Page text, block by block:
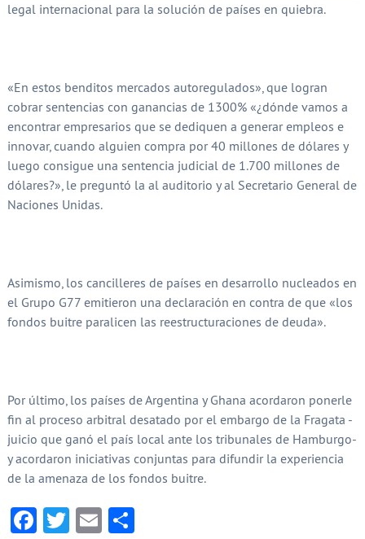
legal internacional para la solución de países en quiebra.
«En estos benditos mercados autoregulados», que logran
cobrar sentencias con ganancias de 1300% «¿dónde vamos a
encontrar empresarios que se dediquen a generar empleos e
innovar, cuando alguien compra por 40 millones de dólares y
luego consigue una sentencia judicial de 1.700 millones de
dólares?», le preguntó la al auditorio y al Secretario General de
Naciones Unidas.
Asimismo, los cancilleres de países en desarrollo nucleados en
el Grupo G77 emitieron una declaración en contra de que «los
fondos buitre paralicen las reestructuraciones de deuda».
Por último, los países de Argentina y Ghana acordaron ponerle
fin al proceso arbitral desatado por el embargo de la Fragata -
juicio que ganó el país local ante los tribunales de Hamburgo-
y acordaron iniciativas conjuntas para difundir la experiencia
de la amenaza de los fondos buitre.
Facebook
Twitter
EmailCompartir